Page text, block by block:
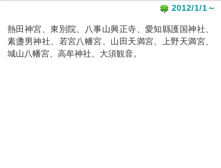
2012/1/1～
熱田神宮、東別院、八事山興正寺、愛知縣護国神社、
素盞男神社、若宮八幡宮、山田天満宮、上野天満宮、
城山八幡宮、高牟神社、大須観音。